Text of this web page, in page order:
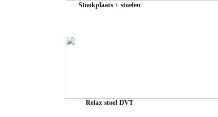
Stookplaats + stoelen
Relax stoel DVT